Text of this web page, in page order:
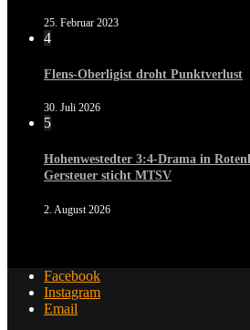
25. Februar 2023
4
Flens-Oberligist droht Punktverlust
30. Juli 2026
5
Hohenwestedter 3:4-Drama in
Gersteuer sticht MTSV
2. August 2026
Facebook
Instagram
Email